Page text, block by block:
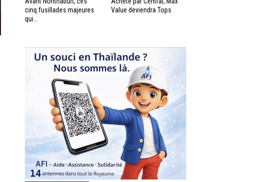
cinq fusillades majeures
qui...
Value deviendra Tops